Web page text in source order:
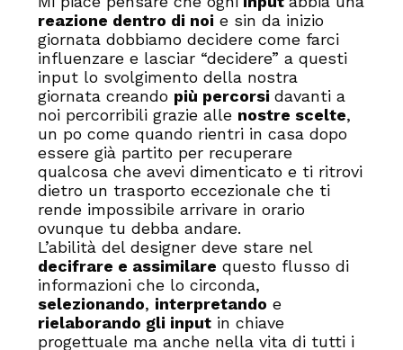
reazione dentro di noi e sin da inizio
giornata dobbiamo decidere come farci
influenzare e lasciar “decidere” a questi
input lo svolgimento della nostra
giornata creando più percorsi davanti a
noi percorribili grazie alle nostre scelte,
un po come quando rientri in casa dopo
essere già partito per recuperare
qualcosa che avevi dimenticato e ti ritrovi
dietro un trasporto eccezionale che ti
rende impossibile arrivare in orario
ovunque tu debba andare.
L’abilità del designer deve stare nel
decifrare e assimilare questo flusso di
informazioni che lo circonda,
selezionando, interpretando e
rielaborando gli inputin chiave
progettuale ma anche nella vita di tutti i